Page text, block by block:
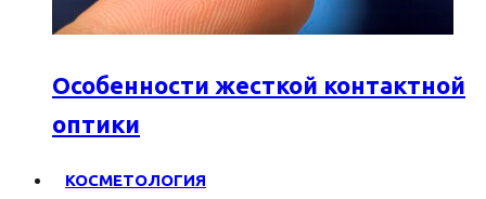
Особенности жесткой контактной
оптики
КОСМЕТОЛОГИЯ